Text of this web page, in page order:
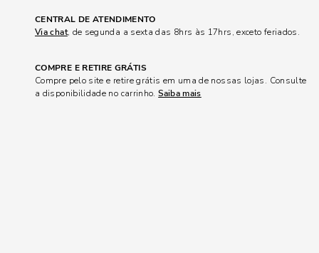
CENTRAL DE ATENDIMENTO
Via chat, de segunda a sexta das 8hrs às 17hrs, exceto feriados.
COMPRE E RETIRE GRÁTIS
Compre pelo site e retire grátis em uma de nossas lojas. Consulte
a disponibilidade no carrinho.Saiba mais